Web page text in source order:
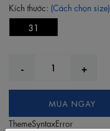
Kích thước: (Cách chọn size)
31
MUA NGAY
ThemeSyntaxError